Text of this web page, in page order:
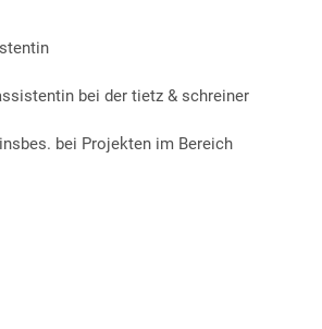
bei der tietz & schreiner
bei Projekten im Bereich